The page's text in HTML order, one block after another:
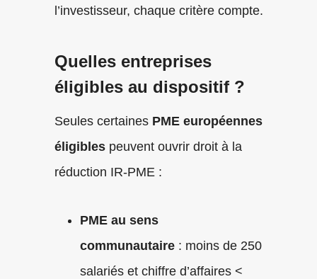
l’investisseur, chaque critère compte.
Quelles entreprises
éligibles au dispositif ?
Seules certaines PME européennes
éligiblespeuvent ouvrir droit à la
réduction IR-PME :
PME au sens
communautaire: moins de 250
salariés et chiffre d’affaires <